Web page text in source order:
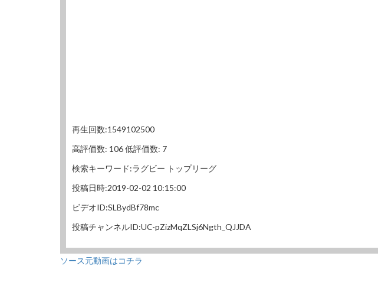
再生回数:1549102500
高評価数: 106 低評価数: 7
検索キーワード:ラグビー トップリーグ
投稿日時:2019-02-02 10:15:00
ビデオID:SLBydBf78mc
投稿チャンネルID:UC-pZizMqZLSj6Ngth_QJJDA
ソース元動画はコチラ